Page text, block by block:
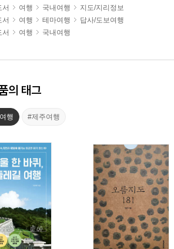
서
여행 국내여행
지도/지리정보
서
여행 테마여행
답사/도보여행
서
여행 국내여행
의 태그
행 #제주여행